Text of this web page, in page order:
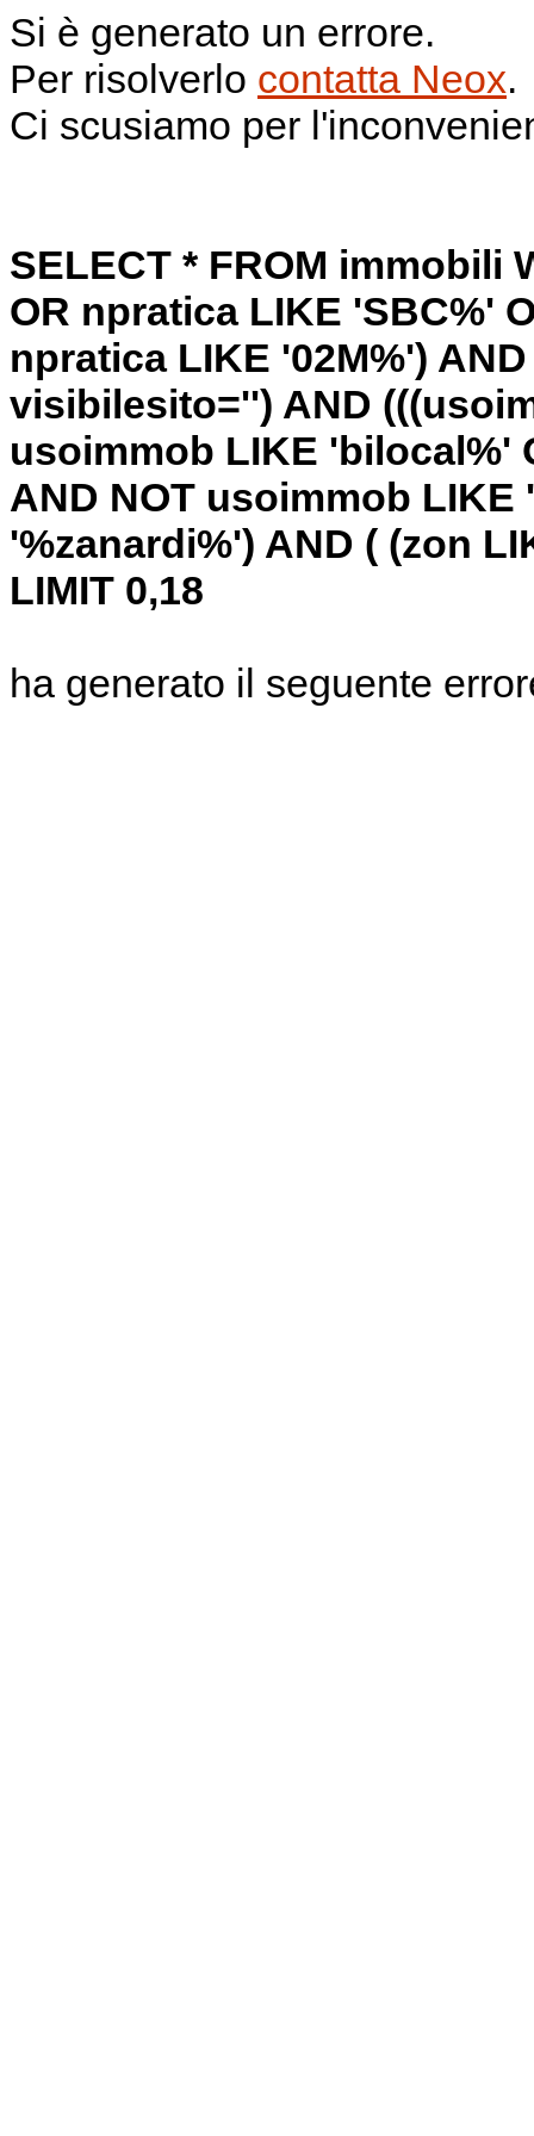
Si è generato un errore.
Per risolverlo contatta Neox.
Ci scusiamo per
SELECT * FROM immobili
OR npratica LIKE 'SBC%'
npratica LIKE '02M%')
visibilesito='') AND
usoimmob LIKE 'bilocal%'
AND NOT usoimmob LIKE
'%zanardi%') AND ( (zon
LIMIT 0,18
ha generato il seguente